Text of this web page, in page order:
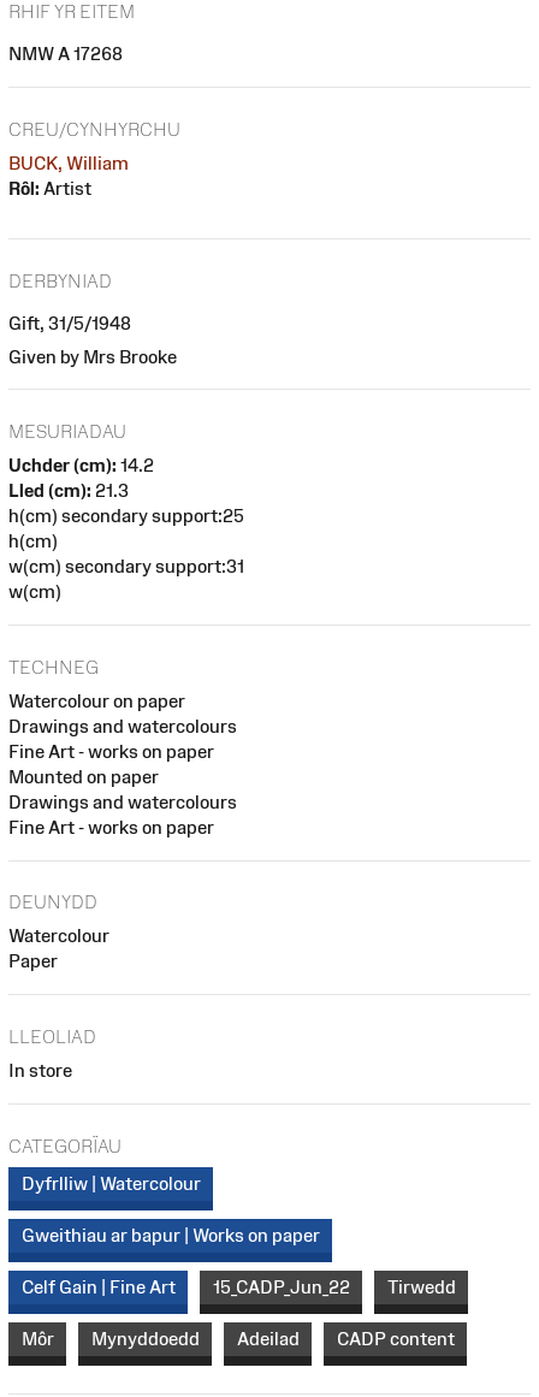
RHIF YR EITEM
NMW A 17268
CREU/CYNHYRCHU
BUCK, William
Rôl: Artist
DERBYNIAD
Gift, 31/5/1948
Given by Mrs Brooke
MESURIADAU
Uchder (cm): 14.2
Lled (cm): 21.3
h(cm) secondary support:25
h(cm)
w(cm) secondary support:31
w(cm)
TECHNEG
Watercolour on paper
Drawings and watercolours
Fine Art - works on paper
Mounted on paper
Drawings and watercolours
Fine Art - works on paper
DEUNYDD
Watercolour
Paper
LLEOLIAD
In store
CATEGORÏAU
Dyfrlliw | Watercolour
Gweithiau ar bapur | Works on paper
Celf Gain | Fine Art 15_CADP_Jun_22 Tirwedd
Môr Mynyddoedd Adeilad CADP content